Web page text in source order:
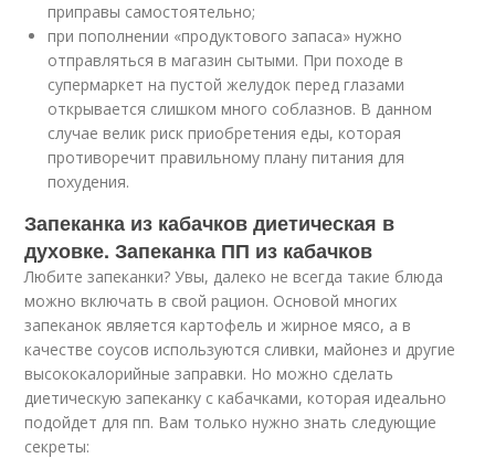
приправы самостоятельно;
при пополнении «продуктового запаса» нужно
отправляться в магазин сытыми. При походе в
супермаркет на пустой желудок перед глазами
открывается слишком много соблазнов. В данном
случае велик риск приобретения еды, которая
противоречит правильному плану питания для
похудения.
Запеканка из кабачков диетическая в
духовке. Запеканка ПП из кабачков
Любите запеканки? Увы, далеко не всегда такие блюда
можно включать в свой рацион. Основой многих
запеканок является картофель и жирное мясо, а в
качестве соусов используются сливки, майонез и другие
высококалорийные заправки. Но можно сделать
диетическую запеканку с кабачками, которая идеально
подойдет для пп. Вам только нужно знать следующие
секреты: